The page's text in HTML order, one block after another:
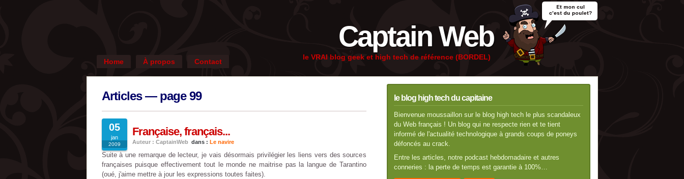
Captain Web
le VRAI blog geek et high tech de référence (BORDEL)
Home À propos Contact
Articles — page 99
05
jan
2009
Française, français...
Auteur : CaptainWeb dans : Le navire
Suite à une remarque de lecteur, je vais désormais privilégier les liens vers des sources
françaises puisque effectivement tout le monde ne maitrise pas la langue de Tarantino
(oué, j'aime mettre à jour les expressions toutes faites).
le blog high tech du capitaine
Bienvenue moussaillon sur le blog high tech le plus scandaleux
du Web français ! Un blog qui ne respecte rien et te tient
informé de l'actualité technologique à grands coups de poneys
défoncés au crack.
Entre les articles, notre podcast hebdomadaire et autres
conneries : la perte de temps est garantie à 100%…